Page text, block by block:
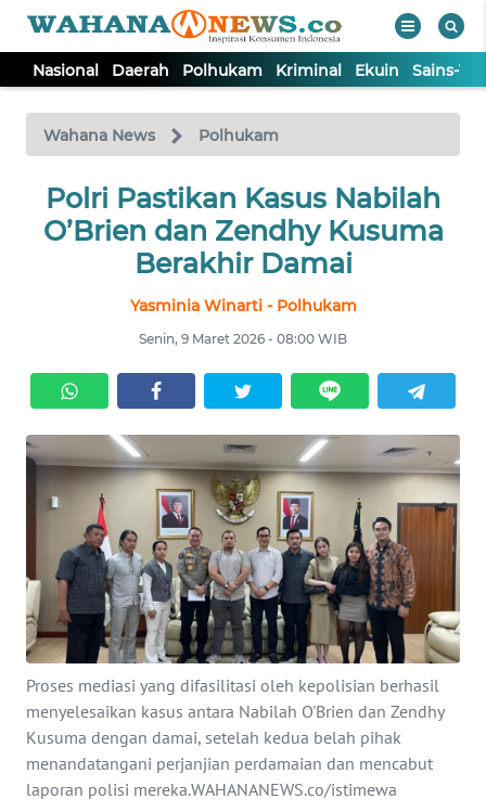
Nasional Daerah Polhukam Kriminal Ekuin Sains-
Wahana News Polhukam
Polri Pastikan Kasus Nabilah
O’Brien dan Zendhy Kusuma
Berakhir Damai
Yasminia Winarti - Polhukam
Senin, 9 Maret 2026 - 08:00 WIB
Proses mediasi yang difasilitasi oleh kepolisian berhasil
menyelesaikan kasus antara Nabilah O'Brien dan Zendhy
Kusuma dengan damai, setelah kedua belah pihak
menandatangani perjanjian perdamaian dan mencabut
laporan polisi mereka.WAHANANEWS.co/istimewa
TV
Tutup
NASIONAL
KRIMINAL
EKUIN
SAINS-TEKNO
KESEHATAN
INTERNASIONAL
SERBA-SERBI
PENDIDIKAN
OLAHRAGA